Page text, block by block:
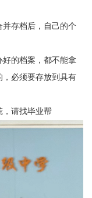
存档后，自己的个
的档案，都不能拿
必须要存放到具有
，请找毕业帮